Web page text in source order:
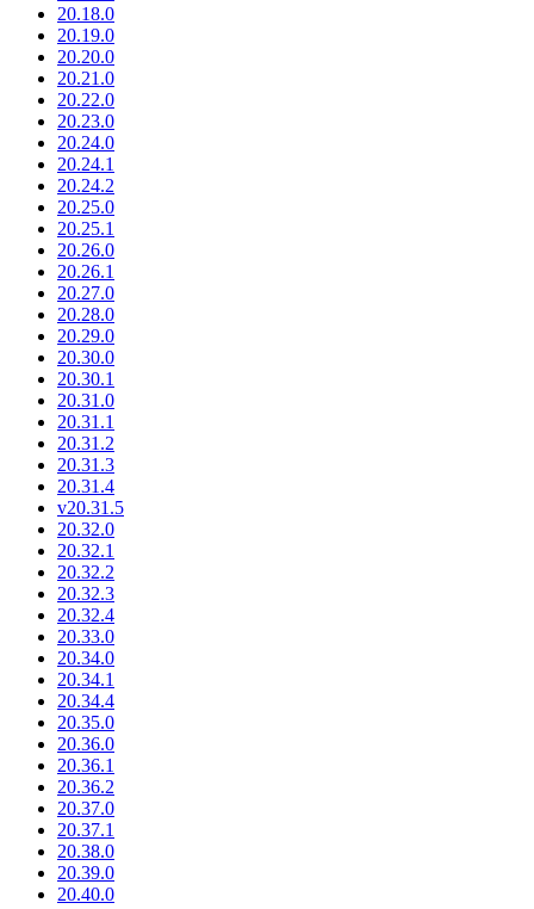
20.18.0
20.19.0
20.20.0
20.21.0
20.22.0
20.23.0
20.24.0
20.24.1
20.24.2
20.25.0
20.25.1
20.26.0
20.26.1
20.27.0
20.28.0
20.29.0
20.30.0
20.30.1
20.31.0
20.31.1
20.31.2
20.31.3
20.31.4
v20.31.5
20.32.0
20.32.1
20.32.2
20.32.3
20.32.4
20.33.0
20.34.0
20.34.1
20.34.4
20.35.0
20.36.0
20.36.1
20.36.2
20.37.0
20.37.1
20.38.0
20.39.0
20.40.0